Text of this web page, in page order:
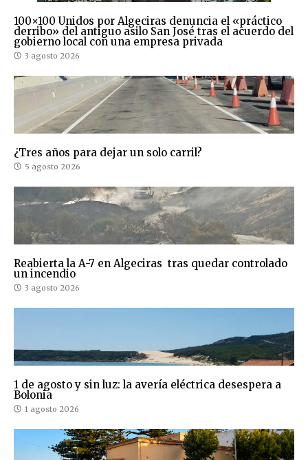
100×100 Unidos por Algeciras denuncia el «práctico
derribo» del antiguo asilo San José tras el acuerdo del
gobierno local con una empresa privada
3 agosto 2026
¿Tres años para dejar un solo carril?
5 agosto 2026
Reabierta la A-7 en Algeciras tras quedar controlado
un incendio
3 agosto 2026
1 de agosto y sin luz: la avería eléctrica desespera a
Bolonia
1 agosto 2026